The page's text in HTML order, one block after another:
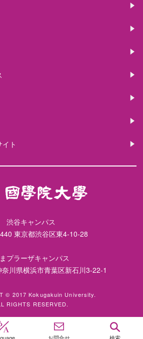
ト
渋谷キャンパス
東京都渋谷区東4-10-28
プラーザキャンパス
川県横浜市青葉区新石川3-22-1
© 2017 Kokugakuin University.
RIGHTS RESERVED.